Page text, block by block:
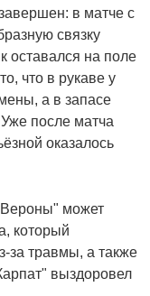
в матче с
связку
оставался на поле
что в рукаве у
а в запасе
после матча
оказалось
может
который
за травмы, а также
выздоровел